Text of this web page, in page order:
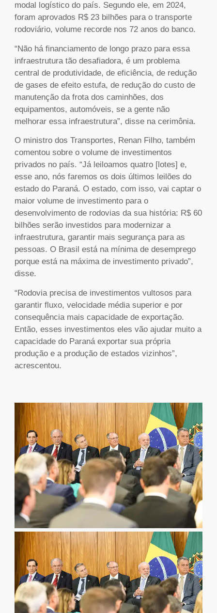
modal logístico do país. Segundo ele, em 2024,
foram aprovados R$ 23 bilhões para o transporte
rodoviário, volume recorde nos 72 anos do banco.
“Não há financiamento de longo prazo para essa
infraestrutura tão desafiadora, é um problema
central de produtividade, de eficiência, de redução
de gases de efeito estufa, de redução do custo de
manutenção da frota dos caminhões, dos
equipamentos, automóveis, se a gente não
melhorar essa infraestrutura”, disse na cerimônia.
O ministro dos Transportes, Renan Filho, também
comentou sobre o volume de investimentos
privados no país. “Já leiloamos quatro [lotes] e,
esse ano, nós faremos os dois últimos leilões do
estado do Paraná. O estado, com isso, vai captar o
maior volume de investimento para o
desenvolvimento de rodovias da sua história: R$ 60
bilhões serão investidos para modernizar a
infraestrutura, garantir mais segurança para as
pessoas. O Brasil está na mínima de desemprego
porque está na máxima de investimento privado”,
disse.
“Rodovia precisa de investimentos vultosos para
garantir fluxo, velocidade média superior e por
consequência mais capacidade de exportação.
Então, esses investimentos eles vão ajudar muito a
capacidade do Paraná exportar sua própria
produção e a produção de estados vizinhos”,
acrescentou.